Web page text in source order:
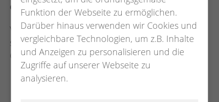
das Bauen informieren?
Viele wichtige Informationen zum Thema Bauen
sind auf der Internetseite des Landkreises
Oldenburg zusammengestellt:
Informationen rund ums Bauen finden
Funktion der Webseite zu ermöglichen.
Darüber hinaus verwenden wir Cookies und
vergleichbare Technologien, um z.B. Inhalte
und Anzeigen zu personalisieren und die
Zugriffe auf unserer Webseite zu
analysieren.